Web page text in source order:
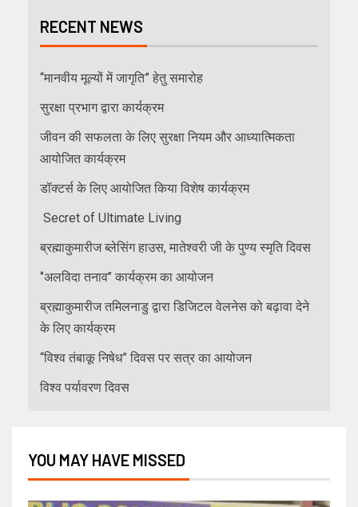
RECENT NEWS
“मानवीय मूल्यों में जागृति” हेतु समारोह
सुरक्षा प्रभाग द्वारा कार्यक्रम
जीवन की सफलता के लिए सुरक्षा नियम और आध्यात्मिकता
आयोजित कार्यक्रम
डॉक्टर्स के लिए आयोजित किया विशेष कार्यक्रम
Secret of Ultimate Living
ब्रह्माकुमारीज ब्लेसिंग हाउस, मातेश्वरी जी के पुण्य स्मृति दिवस
‘’अलविदा तनाव’’ कार्यक्रम का आयोजन
ब्रह्माकुमारीज तमिलनाडु द्वारा डिजिटल वेलनेस को बढ़ावा देने
के लिए कार्यक्रम
“विश्व तंबाकू निषेध” दिवस पर सत्र का आयोजन
विश्व पर्यावरण दिवस
YOU MAY HAVE MISSED